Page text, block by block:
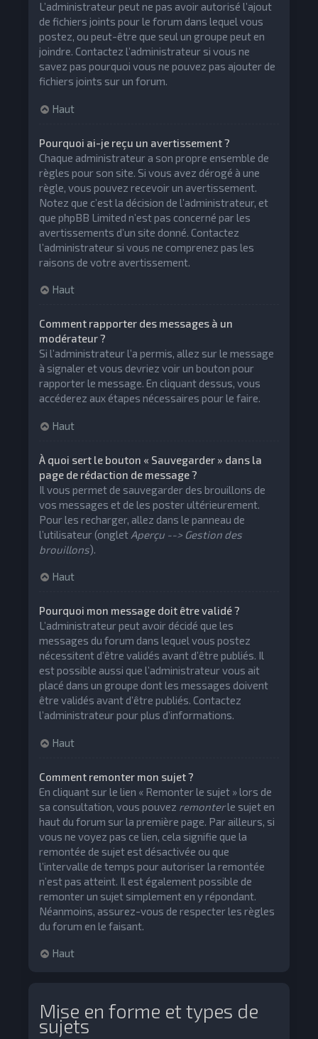
L’administrateur peut ne pas avoir autorisé l’ajout
de fichiers joints pour le forum dans lequel vous
postez, ou peut-être que seul un groupe peut en
joindre. Contactez l’administrateur si vous ne
savez pas pourquoi vous ne pouvez pas ajouter de
fichiers joints sur un forum.
Haut
Pourquoi ai-je reçu un avertissement ?
Chaque administrateur a son propre ensemble de
règles pour son site. Si vous avez dérogé à une
règle, vous pouvez recevoir un avertissement.
Notez que c’est la décision de l’administrateur, et
que phpBB Limited n’est pas concerné par les
avertissements d’un site donné. Contactez
l’administrateur si vous ne comprenez pas les
raisons de votre avertissement.
Haut
Comment rapporter des messages à un
modérateur ?
Si l’administrateur l’a permis, allez sur le message
à signaler et vous devriez voir un bouton pour
rapporter le message. En cliquant dessus, vous
accéderez aux étapes nécessaires pour le faire.
Haut
À quoi sert le bouton « Sauvegarder » dans la
page de rédaction de message ?
Il vous permet de sauvegarder des brouillons de
vos messages et de les poster ultérieurement.
Pour les recharger, allez dans le panneau de
l’utilisateur (onglet Aperçu --> Gestion des
brouillons).
Haut
Pourquoi mon message doit être validé ?
L’administrateur peut avoir décidé que les
messages du forum dans lequel vous postez
nécessitent d’être validés avant d’être publiés. Il
est possible aussi que l’administrateur vous ait
placé dans un groupe dont les messages doivent
être validés avant d’être publiés. Contactez
l’administrateur pour plus d’informations.
Haut
Comment remonter mon sujet ?
En cliquant sur le lien « Remonter le sujet » lors de
sa consultation, vous pouvez remonterle sujet en
haut du forum sur la première page. Par ailleurs, si
vous ne voyez pas ce lien, cela signifie que la
remontée de sujet est désactivée ou que
l’intervalle de temps pour autoriser la remontée
n’est pas atteint. Il est également possible de
remonter un sujet simplement en y répondant.
Néanmoins, assurez-vous de respecter les règles
du forum en le faisant.
Haut
Mise en forme et types de
sujets